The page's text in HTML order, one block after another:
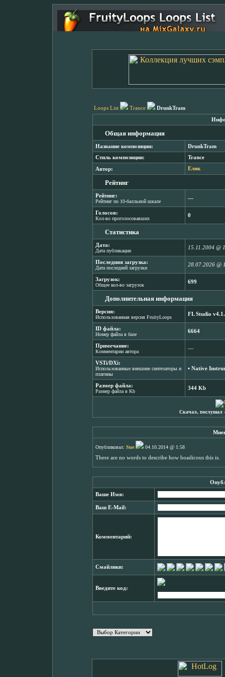
Loops List Trance DrunkTram
Общая информация
Название композиции: DrunkTram
Стиль композиции: Trance
Автор: Елик
Рейтинг
Рейтинг:
Рейтинг по 10-балльной шкале
―
Голосов:
Кол-во проголосовавших
0
Статистика
Дата:
Дата публикации
15.11.2004 @
Последняя загрузка:
Дата последней загрузки
28.07.2026 @
Загрузок:
Общее кол-во загрузок
699
Дополнительная информация
Версия:
Использованная версия FruityLoops
FL Studio
ID файла:
Номер файла в базе
6664
Примечание:
Комментарии автора
―
VSTi/DXi:
Использованные внешние синтезаторы и
плагины
▪ Native
Размер файла:
Размер файла в Kb
344 Kb
Скачал, послушал
Опубликовал: Sue
04.10.2014 @ 1:58
There are no words to describe how boadicous this is.
Ваше Имя:
Ваш E-Mail:
Комментарий:
Смайлики:
Введите код: